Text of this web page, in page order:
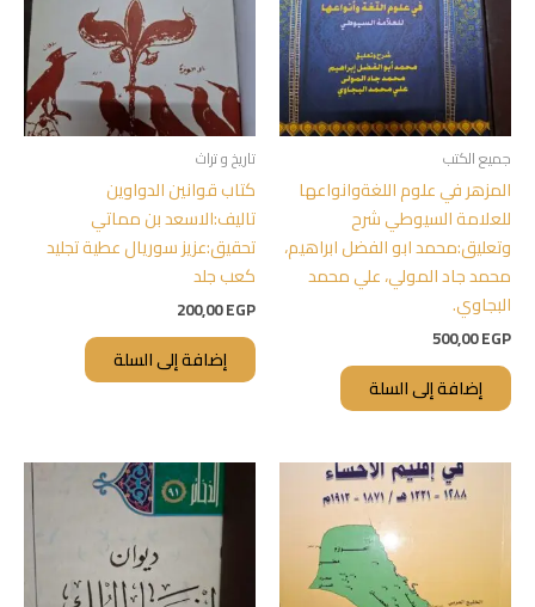
جميع الكتب
المزهر في علوم اللغةوانواعها
للعلامة السيوطي شرح
وتعليق:محمد ابو الفضل ابراهيم،
محمد جاد المولي، علي محمد
البجاوي.
500,00EGP
إضافة إلى السلة
تاريخ و تراث
كتاب قوانين الدواوين
تاليف:الاسعد بن مماتي
تحقيق:عزيز سوريال عطية تجليد
كعب جلد
200,00EGP
إضافة إلى السلة